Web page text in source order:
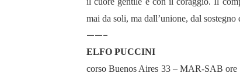
mai da soli, ma dall’unione, dal sostegno
——-
ELFO PUCCINI
corso Buenos Aires 33 – MAR-SAB